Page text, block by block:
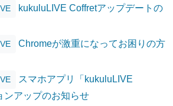
kukuluLIVE Coffretアップデートの
Chromeが激重になってお困りの方
スマホアプリ「kukuluLIVE
ンアップのお知らせ